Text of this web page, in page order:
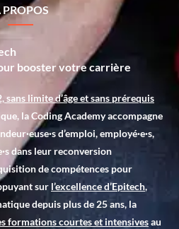
PROPOS
booster votre carrière
sans limite d’âge et sans prérequis
la Coding Academy accompagne
d’emploi, employé·e·s,
dans leur reconversion
de compétences pour
sur l’excellence d’Epitech,
depuis plus de 25 ans, la
formations courtes et intensivesau